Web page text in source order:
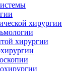
хирургии
хирургии